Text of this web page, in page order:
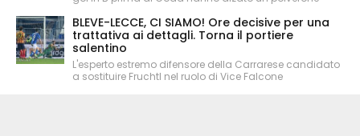
BLEVE-LECCE, CI SIAMO! Ore decisive per una
trattativa ai dettagli. Torna il portiere
salentino
L'esperto estremo difensore della Carrarese candidato
a sostituire Fruchtl nel ruolo di Vice Falcone